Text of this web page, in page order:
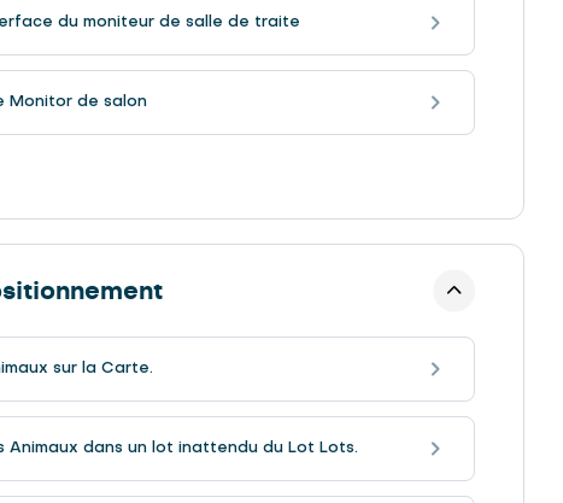
du moniteur de salle de traite
Monitor de salon
sur la Carte.
Animaux dans un lot inattendu du Lot Lots.